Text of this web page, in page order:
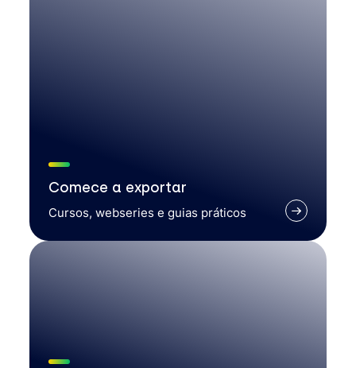
Comece a exportar
Cursos, webseries e guias práticos